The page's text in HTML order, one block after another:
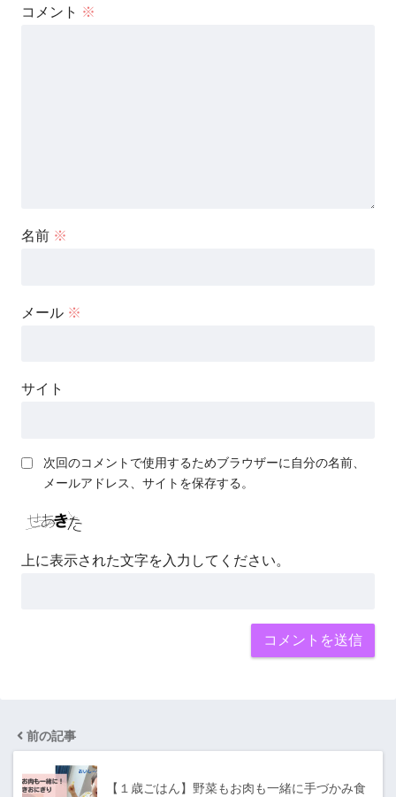
コメント ※
名前 ※
メール ※
サイト
次回のコメントで使用するためブラウザーに自分の名前、
メールアドレス、サイトを保存する。
上に表示された文字を入力してください。
前の記事
【１歳ごはん】野菜もお肉も一緒に手づかみ食